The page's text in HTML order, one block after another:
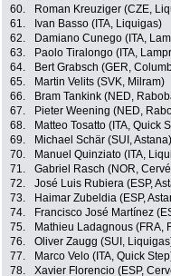
60.
Roman Kreuziger (CZE,
61.
Ivan Basso (ITA, Liquigas)
62.
Damiano Cunego (ITA,
63.
Paolo Tiralongo (ITA,
64.
Bert Grabsch (GER,
65.
Martin Velits (SVK, Milram)
66.
Bram Tankink (NED,
67.
Pieter Weening (NED,
68.
Matteo Tosatto (ITA, Quick
69.
Michael Schär (SUI, Astana)
70.
Manuel Quinziato (ITA,
71.
Gabriel Rasch (NOR,
72.
José Luis Rubiera (ESP,
73.
Haimar Zubeldia (ESP,
74.
Francisco José Martínez
75.
Mathieu Ladagnous (FRA,
76.
Oliver Zaugg (SUI,
77.
Marco Velo (ITA, Quick
78.
Xavier Florencio (ESP,